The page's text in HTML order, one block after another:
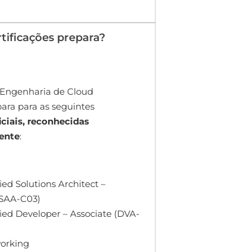
prepara?
de Cloud
para as seguintes
reconhecidas
:
Solutions Architect –
C03)
Developer – Associate (DVA-